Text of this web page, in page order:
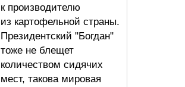
к производителю
из картофельной страны.
Президентский "Богдан"
тоже не блещет
количеством сидячих
мест, такова мировая